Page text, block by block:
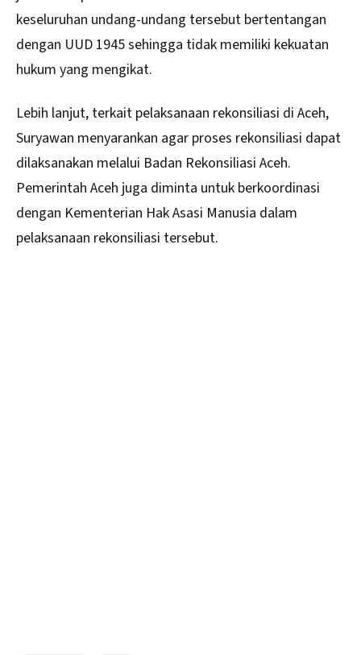
keseluruhan undang-undang tersebut bertentangan
dengan UUD 1945 sehingga tidak memiliki kekuatan
hukum yang mengikat.
Lebih lanjut, terkait pelaksanaan rekonsiliasi di Aceh,
Suryawan menyarankan agar proses rekonsiliasi dapat
dilaksanakan melalui Badan Rekonsiliasi Aceh.
Pemerintah Aceh juga diminta untuk berkoordinasi
dengan Kementerian Hak Asasi Manusia dalam
pelaksanaan rekonsiliasi tersebut.